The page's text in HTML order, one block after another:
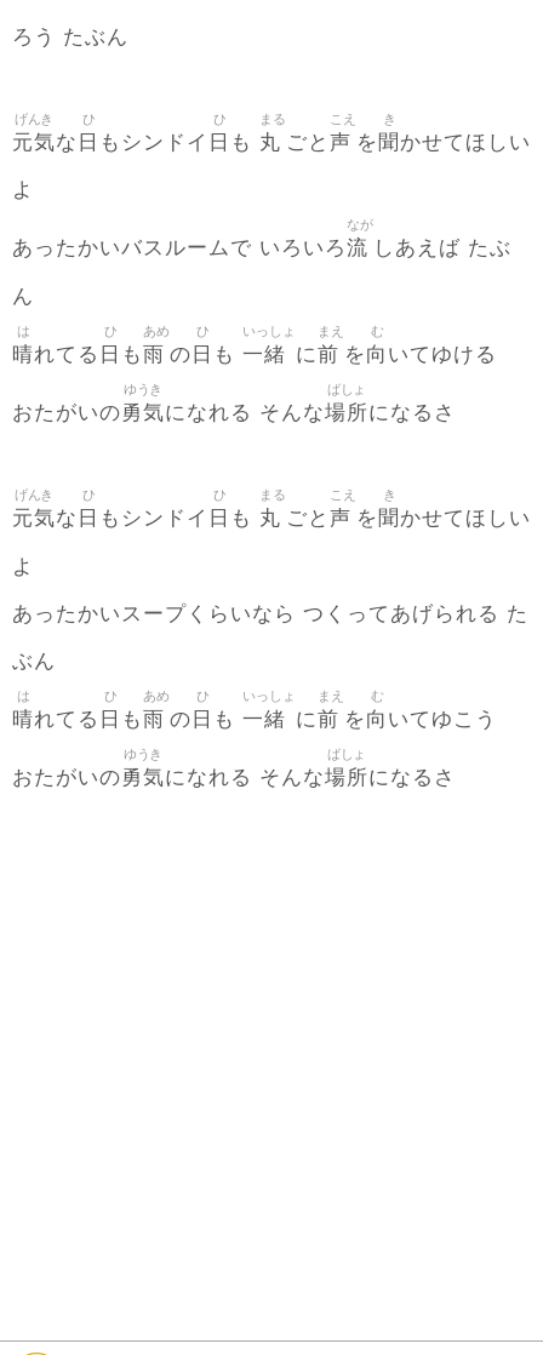
ろう たぶん
元気
げんき
な 日
ひ
もシンドイ 日
ひ
も 丸
まる
ごと 声
こえ
を 聞
き
かせてほしい
よ
あったかいバスルームで いろいろ流
なが
しあえば たぶ
ん
晴
は
れてる 日
ひ
も雨
あめ
の 日
ひ
も 一緒
いっしょ
に前
まえ
を向
む
いてゆける
おたがいの勇気
ゆうき
になれる そんな場所
ばしょ
になるさ
元気
げんき
な 日
ひ
もシンドイ 日
ひ
も 丸
まる
ごと 声
こえ
を 聞
き
かせてほしい
よ
あったかいスープくらいなら つくってあげられる た
ぶん
晴
は
れてる 日
ひ
も雨
あめ
の 日
ひ
も 一緒
いっしょ
に前
まえ
を向
む
いてゆこう
おたがいの勇気
ゆうき
になれる そんな場所
ばしょ
になるさ